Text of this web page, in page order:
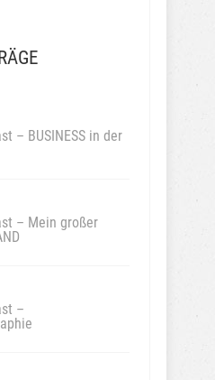
– BUSINESS in der
– Mein großer
–